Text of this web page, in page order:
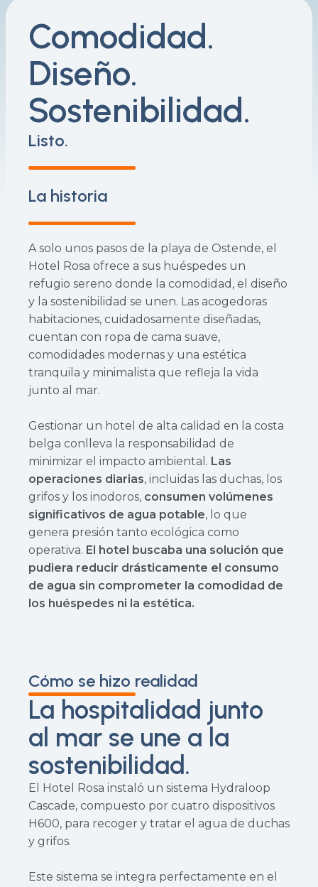
Comodidad.
Diseño.
Sostenibilidad.
Listo.
La historia
A solo unos pasos de la playa de Ostende, el
Hotel Rosa ofrece a sus huéspedes un
refugio sereno donde la comodidad, el diseño
y la sostenibilidad se unen. Las acogedoras
habitaciones, cuidadosamente diseñadas,
cuentan con ropa de cama suave,
comodidades modernas y una estética
tranquila y minimalista que refleja la vida
junto al mar.
Gestionar un hotel de alta calidad en la costa
belga conlleva la responsabilidad de
minimizar el impacto ambiental. Las
operaciones diarias, incluidas las duchas, los
grifos y los inodoros, consumen volúmenes
significativos de agua potable, lo que
genera presión tanto ecológica como
operativa. El hotel buscaba una solución que
pudiera reducir drásticamente el consumo
de agua sin comprometer la comodidad de
los huéspedes ni la estética.
Cómo se hizo realidad
La hospitalidad junto
al mar se une a la
sostenibilidad.
El Hotel Rosa instaló un sistema Hydraloop
Cascade, compuesto por cuatro dispositivos
H600, para recoger y tratar el agua de duchas
y grifos.
Este sistema se integra perfectamente en el